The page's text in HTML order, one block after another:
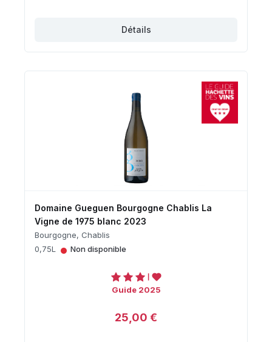
Détails
Domaine Gueguen Bourgogne Chablis La
Vigne de 1975 blanc 2023
Bourgogne, Chablis
0,75L
• Non disponible
Guide 2025
25,00 €